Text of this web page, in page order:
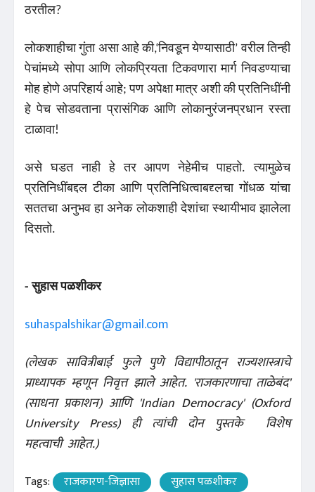
ठरतील?
लोकशाहीचा गुंता असा आहे की,‘निवडून येण्यासाठी’ वरील तिन्ही
पेचांमध्ये सोपा आणि लोकप्रियता टिकवणारा मार्ग निवडण्याचा
मोह होणे अपरिहार्य आहे; पण अपेक्षा मात्र अशी की प्रतिनिधींनी
हे पेच सोडवताना प्रासंगिक आणि लोकानुरंजनप्रधान रस्ता
टाळावा!
असे घडत नाही हे तर आपण नेहेमीच पाहतो. त्यामुळेच
प्रतिनिधींबद्दल टीका आणि प्रतिनिधित्वाबद्द्लचा गोंधळ यांचा
सततचा अनुभव हा अनेक लोकशाही देशांचा स्थायीभाव झालेला
दिसतो.
- सुहास पळशीकर
suhaspalshikar@gmail.com
(लेखक सावित्रीबाई फुले पुणे विद्यापीठातून राज्यशास्त्राचे
प्राध्यापक म्हणून निवृत्त झाले आहेत. 'राजकारणाचा ताळेबंद'
(साधना प्रकाशन) आणि 'Indian Democracy' (Oxford
University Press) ही त्यांची दोन पुस्तके विशेष
महत्वाची आहेत.)
Tags: राजकारण-जिज्ञासा
सुहास पळशीकर